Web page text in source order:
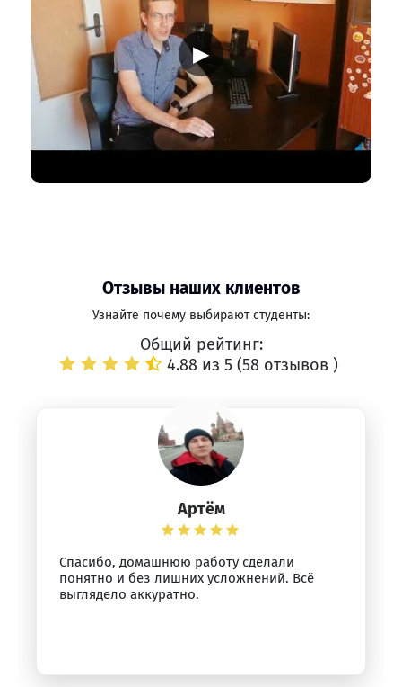
▶
Отзывы наших клиентов
Узнайте почему выбирают студенты:
Общий рейтинг:
4.88 из 5 (58 отзывов )
Артём
Спасибо, домашнюю работу сделали
понятно и без лишних усложнений. Всё
выглядело аккуратно.